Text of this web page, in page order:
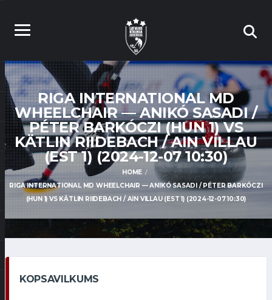
RIGA INTERNATIONAL MD
WHEELCHAIR — ANIKÓ SASADI /
PÉTER BARKÓCZI (HUN 1) VS
KÄTLIN RIIDEBACH / AIN VILLAU
(EST 1) (2024-12-07 10:30)
HOME
RIGA INTERNATIONAL MD WHEELCHAIR — ANIKÓ SASADI / PÉTER BARKÓCZI
(HUN 1) VS KÄTLIN RIIDEBACH / AIN VILLAU (EST 1) (2024-12-07 10:30)
KOPSAVILKUMS